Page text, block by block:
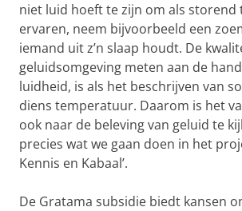
niet luid hoeft te zijn om als storend
ervaren, neem bijvoorbeeld een
iemand uit z’n slaap houdt. De
geluidsomgeving meten aan de
luidheid, is als het beschrijven van
diens temperatuur. Daarom is het
ook naar de beleving van geluid te
precies wat we gaan doen in het
Kennis en Kabaal’.
De Gratama subsidie biedt kansen